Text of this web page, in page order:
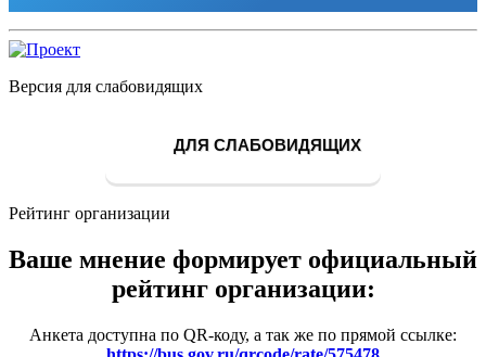
Версия для слабовидящих
ДЛЯ СЛАБОВИДЯЩИХ
Рейтинг организации
Ваше мнение формирует официальный
рейтинг организации:
Анкета доступна по QR-коду, а так же по прямой ссылке: